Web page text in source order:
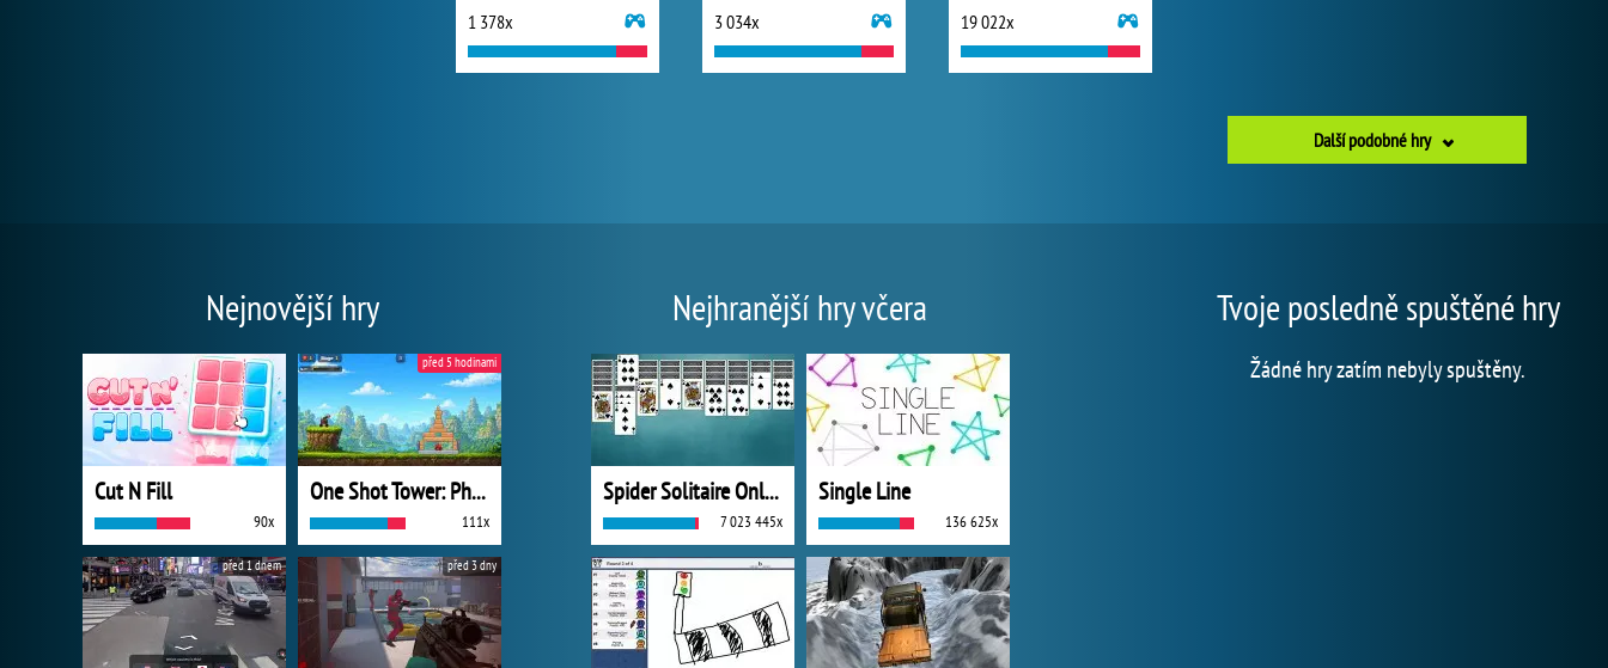
1 378x 3 034x 19 022x
Další podobné hry
Nejnovější hry
Cut N Fill
90x
One Shot Tower: Physics Destroyer
111x
před 5 hodinami
před 1 dnem před 3 dny
Nejhranější hry včera
Spider Solitaire Online
7 023 445x
Single Line
136 625x
Tvoje posledně spuštěné hry
Žádné hry zatím nebyly spuštěny.